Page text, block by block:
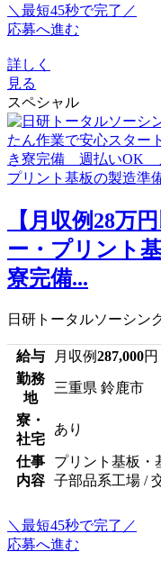
＼最短45秒で完了／
応募へ進む
詳しく
見る
スペシャル
【月収例28万
ー・プリント
寮完備...
日研トータルソーシン
給与 月収例287,000円
勤務
地
三重県 鈴鹿市
寮・
社宅
あり
仕事
内容
プリント基板・
子部品系工場 /
＼最短45秒で完了／
応募へ進む